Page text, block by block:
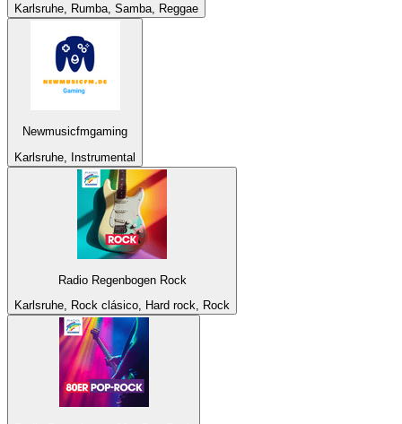
Karlsruhe, Rumba, Samba, Reggae
Newmusicfmgaming
Karlsruhe, Instrumental
Radio Regenbogen Rock
Karlsruhe, Rock clásico, Hard rock, Rock